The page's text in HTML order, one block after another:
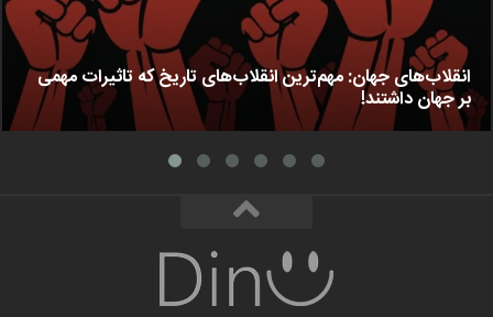
انقلاب‌های جهان: مهم‌ترین انقلاب‌های تاریخ که تاثیرات مهمی
بر جهان داشتند!